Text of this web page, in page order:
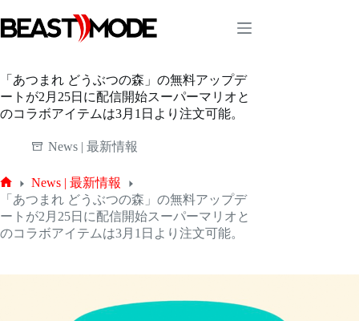
ン
テ
ツ
ス
「あつまれ どうぶつの森」の無料アップデ
ートが2月25日に配信開始スーパーマリオと
のコラボアイテムは3月1日より注文可能。
News | 最新情報
ホ
ー
ム
News | 最新情報
「あつまれ どうぶつの森」の無料アップデ
ートが2月25日に配信開始スーパーマリオと
のコラボアイテムは3月1日より注文可能。